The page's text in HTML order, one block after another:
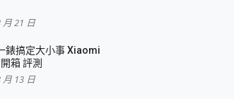
Pro
月 21 日
錶搞定大小事 Xiaomi
箱 評測
月 13 日